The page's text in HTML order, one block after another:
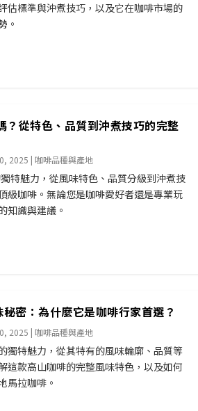
估標準與沖煮技巧，以及它在咖啡市場的
。
？從特色、品質到沖煮技巧的完整
2025 | 咖啡品種與產地
特魅力，從風味特色、品質分級到沖煮技
級咖啡。無論您是咖啡愛好者還是專業玩
知識與建議。
密：為什麼它是咖啡行家首選？
2025 | 咖啡品種與產地
獨特魅力，從其特有的風味輪廓、品質等
這款高山咖啡的完整風味特色，以及如何
馬拉咖啡。